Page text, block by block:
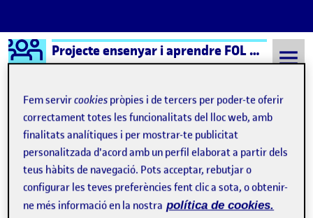
Saltar al contingut
Logo Ágora Projecte ensenyar i aprendre FOL – Aula 1
Semestre 20231 - Aula 1 10 Març, 2024
10 Març, 2024
Fem servircookies pròpies i de tercers per poder-te oferir
correctament totes les funcionalitats del lloc web, amb
finalitats analítiques i per mostrar-te publicitat
personalitzada d'acord amb un perfil elaborat a partir dels
teus hàbits de navegació. Pots acceptar, rebutjar o
configurar les teves preferències fent clic a sota, o obtenir-
ne més informació en la nostra política de cookies.